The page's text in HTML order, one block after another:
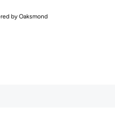
by Oaksmond